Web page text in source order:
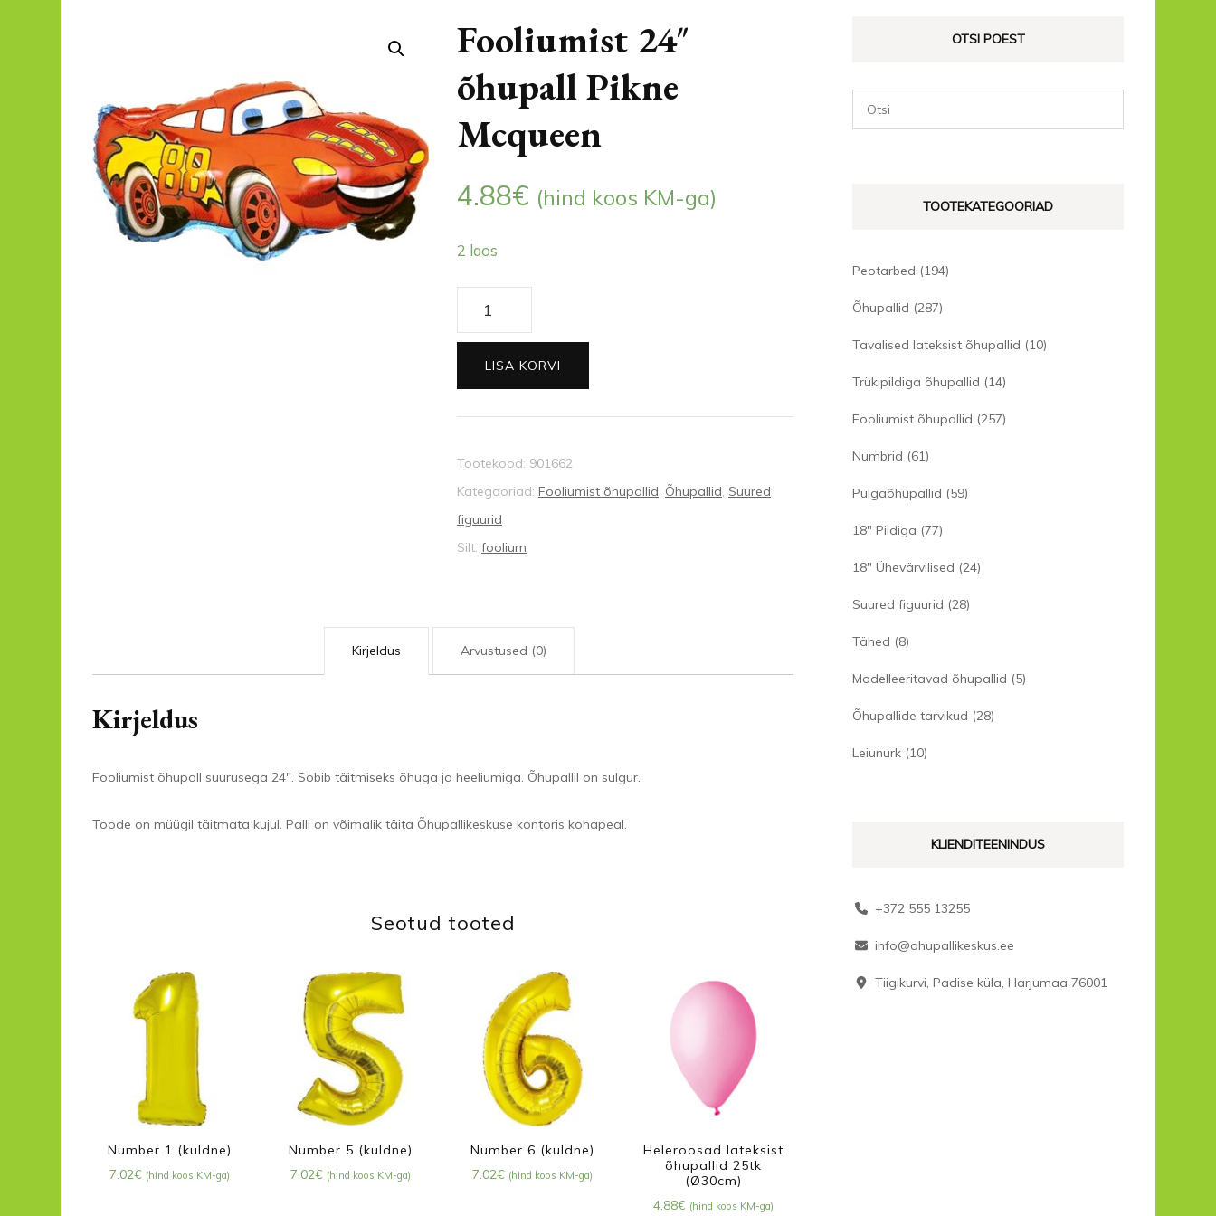
Fooliumist 24″
õhupall Pikne
Mcqueen
4.88€ (hind koos KM-ga)
2 laos
Fooliumist
24"
õhupall
Pikne
Mcqueen
LISA KORVI
Tootekood: 901662
Kategooriad: Fooliumist õhupallid, Õhupallid, Suured
figuurid
Silt: foolium
Kirjeldus Arvustused (0)
Kirjeldus
Fooliumist õhupall suurusega 24″. Sobib täitmiseks õhuga ja heeliumiga. Õhupallil on sulgur.
Toode on müügil täitmata kujul. Palli on võimalik täita Õhupallikeskuse kontoris kohapeal.
Seotud tooted
Number 1 (kuldne)
7.02€ (hind koos KM-ga)
Number 5 (kuldne)
7.02€ (hind koos KM-ga)
Number 6 (kuldne)
7.02€ (hind koos KM-ga)
Heleroosad lateksist
õhupallid 25tk
(Ø30cm)
4.88€ (hind koos KM-ga)
OTSI POEST
TOOTEKATEGOORIAD
Peotarbed (194)
Õhupallid (287)
Tavalised lateksist õhupallid (10)
Trükipildiga õhupallid (14)
Fooliumist õhupallid (257)
Numbrid (61)
Pulgaõhupallid (59)
18" Pildiga (77)
18" Ühevärvilised (24)
Suured figuurid (28)
Tähed (8)
Modelleeritavad õhupallid (5)
Õhupallide tarvikud (28)
Leiunurk (10)
KLIENDITEENINDUS
+372 555 13255
info@ohupallikeskus.ee
Tiigikurvi, Padise küla, Harjumaa 76001